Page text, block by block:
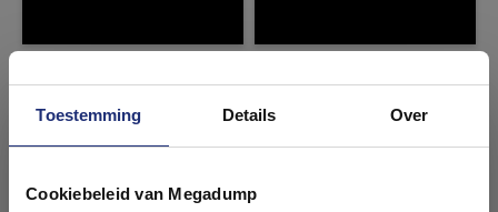
Toestemming Details Over
Cookiebeleid van Megadump
badkamers in onze 1000 m²